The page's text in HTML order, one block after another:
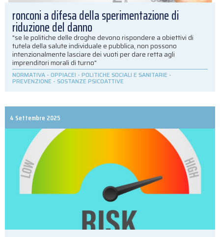
ronconi a difesa della sperimentazione di
riduzione del danno
"se le politiche delle droghe devono rispondere a obiettivi di
tutela della salute individuale e pubblica, non possono
intenzionalmente lasciare dei vuoti per dare retta agli
imprenditori morali di turno"
NORMATIVA - OPPIACEI - POLITICHE SOCIALI E SANITARIE -
PREVENZIONE - SOSTANZE PSICOATTIVE
4 Settembre 2025